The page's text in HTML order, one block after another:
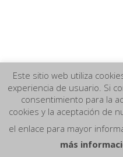
Este sitio web utiliza
experiencia de usuario. Si
consentimiento para la
cookies y la aceptación de
el enlace para mayor
más